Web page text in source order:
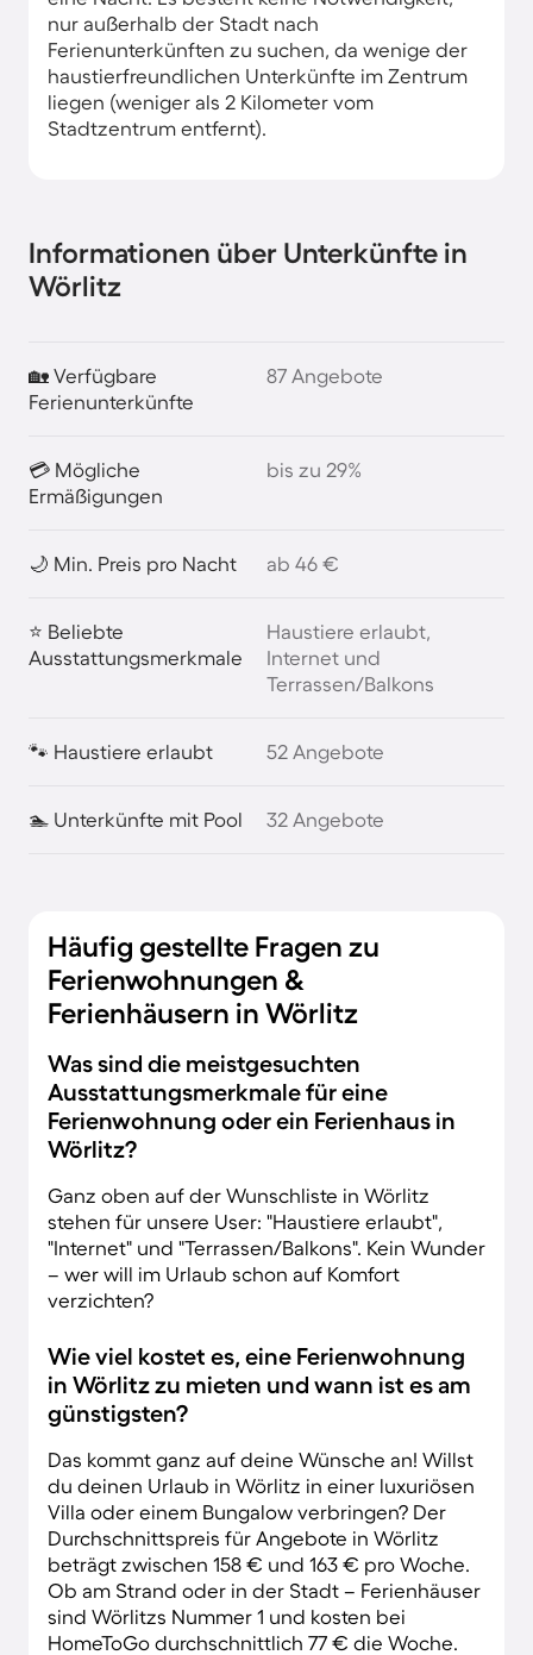
nur außerhalb der Stadt nach
Ferienunterkünften zu suchen, da wenige der
haustierfreundlichen Unterkünfte im Zentrum
liegen (weniger als 2 Kilometer vom
Stadtzentrum entfernt).
Informationen über Unterkünfte in
Wörlitz
🏡 Verfügbare
Ferienunterkünfte
87 Angebote
💳 Mögliche
Ermäßigungen
bis zu 29%
🌙 Min. Preis pro Nacht ab 46 €
⭐ Beliebte
Ausstattungsmerkmale
Haustiere erlaubt,
Internet und
Terrassen/Balkons
🐾 Haustiere erlaubt 52 Angebote
🏊 Unterkünfte mit Pool 32 Angebote
Häufig gestellte Fragen zu
Ferienwohnungen &
Ferienhäusern in Wörlitz
Was sind die meistgesuchten
Ausstattungsmerkmale für eine
Ferienwohnung oder ein Ferienhaus in
Wörlitz?
Ganz oben auf der Wunschliste in Wörlitz
stehen für unsere User: "Haustiere erlaubt",
"Internet" und "Terrassen/Balkons". Kein Wunder
– wer will im Urlaub schon auf Komfort
verzichten?
Wie viel kostet es, eine Ferienwohnung
in Wörlitz zu mieten und wann ist es am
günstigsten?
Das kommt ganz auf deine Wünsche an! Willst
du deinen Urlaub in Wörlitz in einer luxuriösen
Villa oder einem Bungalow verbringen? Der
Durchschnittspreis für Angebote in Wörlitz
beträgt zwischen 158 € und 163 € pro Woche.
Ob am Strand oder in der Stadt – Ferienhäuser
sind Wörlitzs Nummer 1 und kosten bei
HomeToGo durchschnittlich 77 € die Woche.